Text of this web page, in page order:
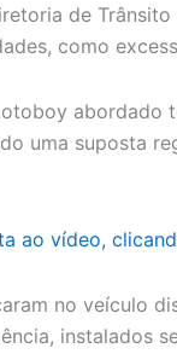
de
como
abordado
uma suposta
ao vídeo,
no veículo
instalados